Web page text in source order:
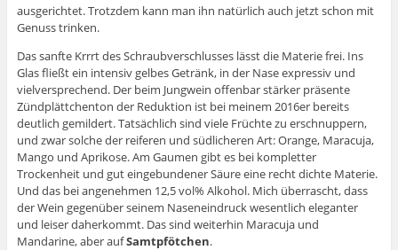
ausgerichtet. Trotzdem kann man ihn natürlich auch jetzt schon mit
Genuss trinken.
Das sanfte Krrrt des Schraubverschlusses lässt die Materie frei. Ins
Glas fließt ein intensiv gelbes Getränk, in der Nase expressiv und
vielversprechend. Der beim Jungwein offenbar stärker präsente
Zündplättchenton der Reduktion ist bei meinem 2016er bereits
deutlich gemildert. Tatsächlich sind viele Früchte zu erschnuppern,
und zwar solche der reiferen und südlicheren Art: Orange, Maracuja,
Mango und Aprikose. Am Gaumen gibt es bei kompletter
Trockenheit und gut eingebundener Säure eine recht dichte Materie.
Und das bei angenehmen 12,5 vol% Alkohol. Mich überrascht, dass
der Wein gegenüber seinem Naseneindruck wesentlich eleganter
und leiser daherkommt. Das sind weiterhin Maracuja und
Mandarine, aber aufSamtpfötchen.